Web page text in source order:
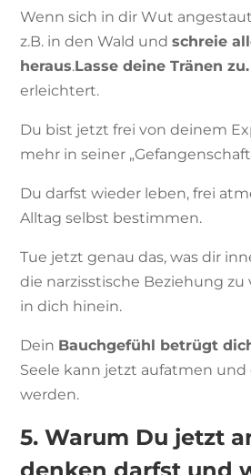
Wenn sich in dir Wut
z.B. in den Wald undschreie
heraus.Lasse deine Tränen zu.
erleichtert.
Du bist jetzt frei von deinem
mehr in seiner
Du darfst wieder leben, frei
Alltag selbst bestimmen.
Tue jetzt genau das, was dir
die narzisstische Beziehung zu
in dich hinein.
Dein Bauchgefühl betrügt
Seele kann jetzt aufatmen
werden.
5. Warum Du jetzt